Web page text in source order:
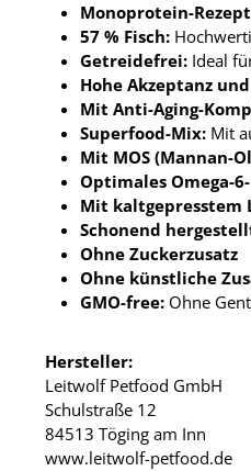
Monoprotein-
57 % Fisch:
Getreidefrei: Ideal
Hohe Akzeptanz
Mit Anti-Aging-
Superfood-Mix: Mit
Mit MOS (Mannan-
Optimales Omega-
Mit kaltgepresstem
Schonend
Ohne Zuckerzusatz
Ohne künstliche
GMO-free: Ohne
Hersteller:
Leitwolf Petfood GmbH
Schulstraße 12
84513 Töging am Inn
www.leitwolf-petfood.de